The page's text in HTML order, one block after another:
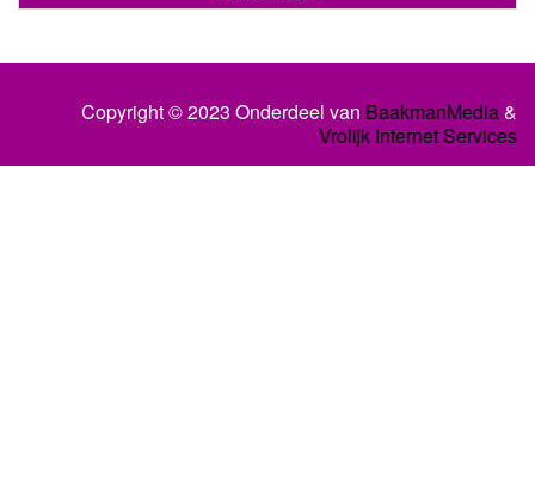
Copyright © 2023 Onderdeel van BaakmanMedia&
Vrolijk Internet Services